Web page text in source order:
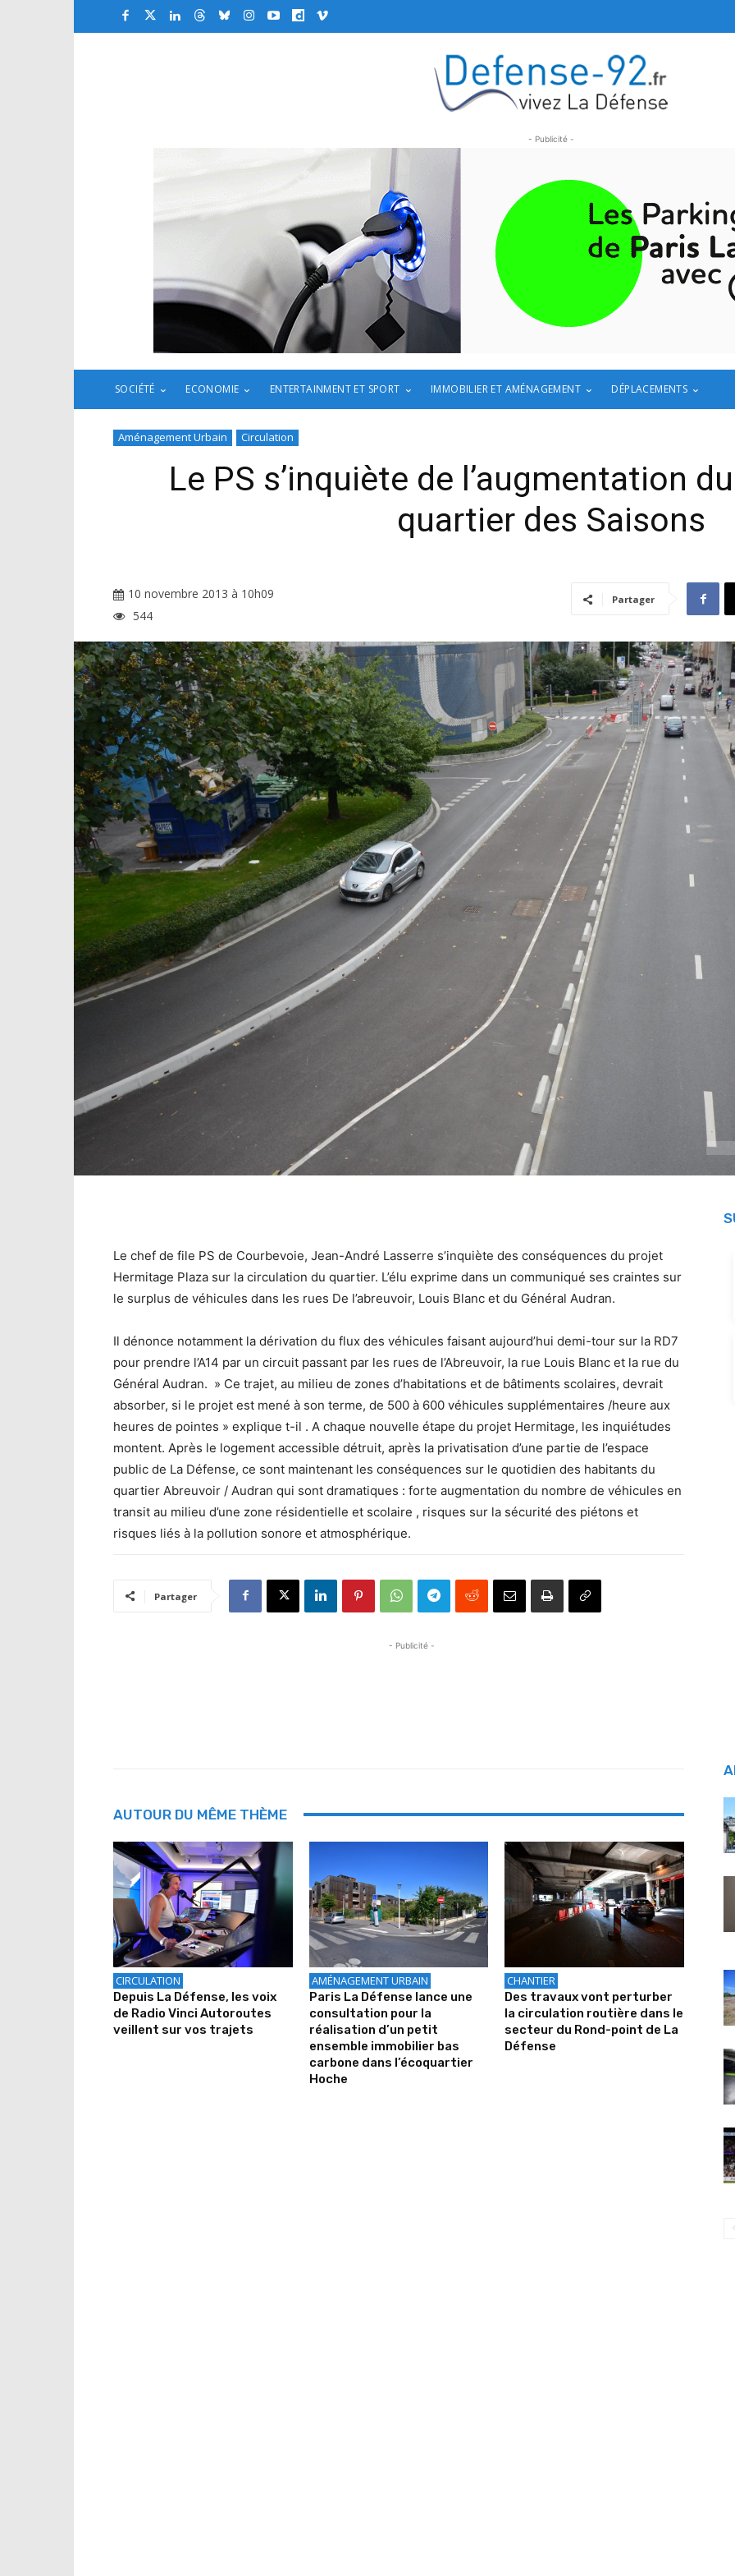
- Publicité -
SOCIÉTÉ ECONOMIE ENTERTAINMENT ET SPORT IMMOBILIER ET AMÉNAGEMENT DÉPLACEMENTS
Aménagement Urbain Circulation
Le PS s’inquiète de l’augmentation
quartier des Saisons
10 novembre 2013 à 10h09
544
Partager
Le chef de file PS de Courbevoie, Jean-André Lasserre s’inquiète des conséquences du projet
Hermitage Plaza sur la circulation du quartier. L’élu exprime dans un communiqué ses craintes sur
le surplus de véhicules dans les rues De l’abreuvoir, Louis Blanc et du Général Audran.
Il dénonce notamment la dérivation du flux des véhicules faisant aujourd’hui demi-tour sur la RD7
pour prendre l’A14 par un circuit passant par les rues de l’Abreuvoir, la rue Louis Blanc et la rue du
Général Audran. » Ce trajet, au milieu de zones d’habitations et de bâtiments scolaires, devrait
absorber, si le projet est mené à son terme, de 500 à 600 véhicules supplémentaires /heure aux
heures de pointes » explique t-il . A chaque nouvelle étape du projet Hermitage, les inquiétudes
montent. Après le logement accessible détruit, après la privatisation d’une partie de l’espace
public de La Défense, ce sont maintenant les conséquences sur le quotidien des habitants du
quartier Abreuvoir / Audran qui sont dramatiques : forte augmentation du nombre de véhicules en
transit au milieu d’une zone résidentielle et scolaire , risques sur la sécurité des piétons et
risques liés à la pollution sonore et atmosphérique.
Partager
- Publicité -
AUTOUR DU MÊME THÈME
CIRCULATION
Depuis La Défense, les voix
de Radio Vinci Autoroutes
veillent sur vos trajets
AMÉNAGEMENT URBAIN
Paris La Défense lance une
consultation pour la
réalisation d’un petit
ensemble immobilier bas
carbone dans l’écoquartier
Hoche
CHANTIER
Des travaux vont perturber
la circulation routière dans le
secteur du Rond-point de La
Défense